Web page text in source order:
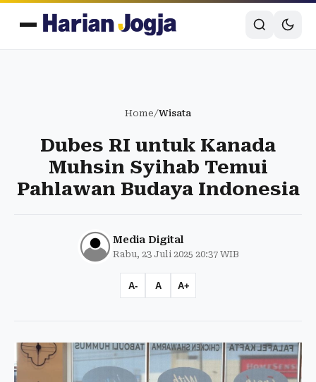
Home/Wisata
Dubes RI untuk Kanada
Muhsin Syihab Temui
Pahlawan Budaya Indonesia
Media Digital
Rabu, 23 Juli 2025 20:37 WIB
A- A A+